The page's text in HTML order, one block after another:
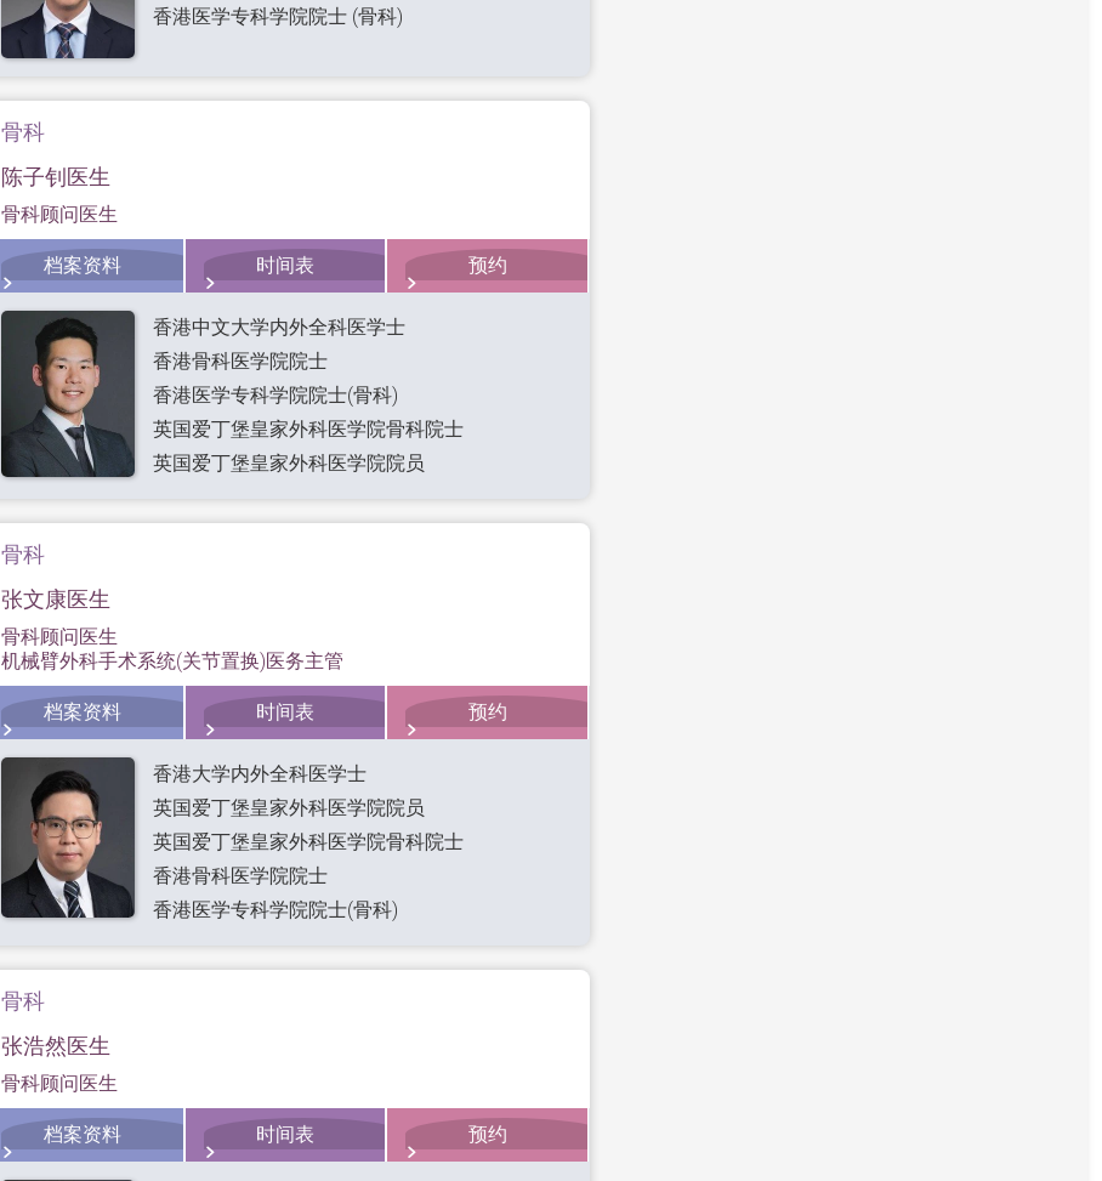
香港医学专科学院院士 (骨科)
骨科
陈子钊医生
骨科顾问医生
档案资料 时间表 预约
香港中文大学内外全科医学士
香港骨科医学院院士
香港医学专科学院院士(骨科)
英国爱丁堡皇家外科医学院骨科院士
英国爱丁堡皇家外科医学院院员
骨科
张文康医生
骨科顾问医生
机械臂外科手术系统(关节置换)医务主管
档案资料 时间表 预约
香港大学内外全科医学士
英国爱丁堡皇家外科医学院院员
英国爱丁堡皇家外科医学院骨科院士
香港骨科医学院院士
香港医学专科学院院士(骨科)
骨科
张浩然医生
骨科顾问医生
档案资料 时间表 预约